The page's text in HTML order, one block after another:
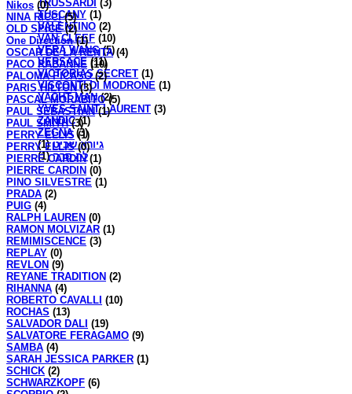
TRUSSARDI (3)
TUSCANY (1)
VALENTINO (2)
VAN CLEEF (10)
VERA WANG(5)
VERSACE(11)
VICTORIAS SECRET (1)
VISCONTI DI MODRONE (1)
YACHT MAN(2)
YVES SAINT LAURENT (3)
ZANDIC(1)
ZEGNA(3)
גיורא שביט(1)
לה סרה(1)
Nikos (0)
NINA RICCI(5)
OLD SPICE(2)
One Direction(1)
OSCAR DE LA RENTA(4)
PACO RABANNE (10)
PALOMA PICASO(2)
PARIS HILTON(3)
PASCAL MORABITO(5)
PAUL SEBASTIAN(1)
PAUL SMITH(3)
PERRY ELLIS (1)
PERRY ELLIS(0)
PIERRE CARDIN(1)
PIERRE CARDIN (0)
PINO SILVESTRE (1)
PRADA (2)
PUIG (4)
RALPH LAUREN (0)
RAMON MOLVIZAR (1)
REMIMISCENCE (3)
REPLAY (0)
REVLON (9)
REYANE TRADITION (2)
RIHANNA (4)
ROBERTO CAVALLI (10)
ROCHAS (13)
SALVADOR DALI (19)
SALVATORE FERAGAMO (9)
SAMBA (4)
SARAH JESSICA PARKER (1)
SCHICK (2)
SCHWARZKOPF (6)